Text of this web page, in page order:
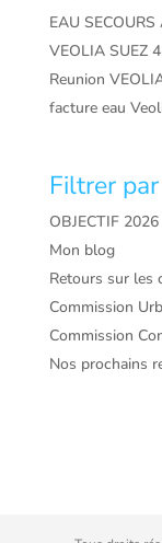
EAU
VEOLIA SUEZ
Reunion
facture eau
Filtrer
OBJECTIF 2026
Mon blog
Retours sur les
Commission
Commission
Nos prochains